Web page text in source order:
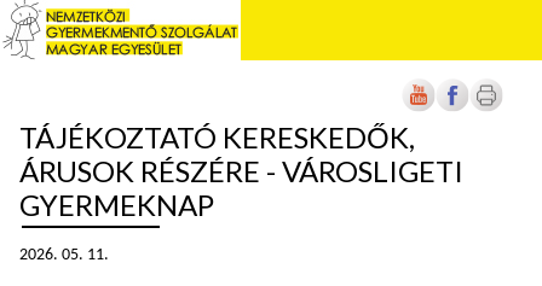
TÁJÉKOZTATÓ KERESKEDŐK,
ÁRUSOK RÉSZÉRE - VÁROSLIGETI
GYERMEKNAP
2026. 05. 11.